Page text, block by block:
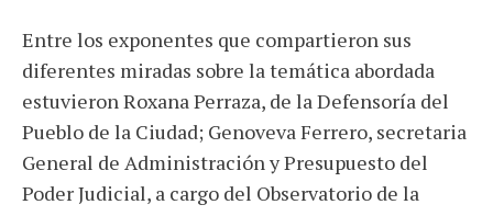
Entre los exponentes que compartieron sus
diferentes miradas sobre la temática abordada
estuvieron Roxana Perraza, de la Defensoría del
Pueblo de la Ciudad; Genoveva Ferrero, secretaria
General de Administración y Presupuesto del
Poder Judicial, a cargo del Observatorio de la